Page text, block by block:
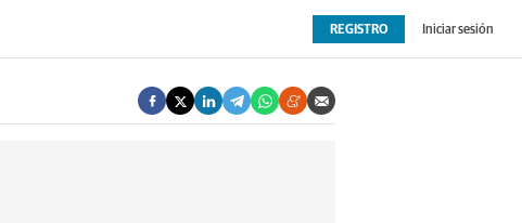
OPINIÓN EXTRAS
REGISTRO Iniciar sesión